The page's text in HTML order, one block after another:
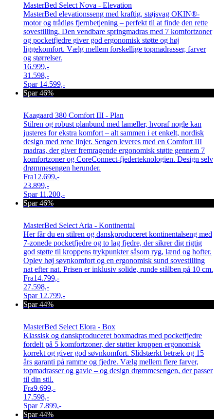
MasterBed Select Nova - Elevation
MasterBed elevationsseng med kraftig, støjsvag OKIN®-
motor og trådløs fjernbetjening – perfekt til at finde den rette
sovestilling. Den vendbare springmadras med 7 komfortzoner
og pocketfjedre giver god ergonomisk støtte og høj
liggekomfort. Vælg mellem forskellige topmadrasser, farver
og størrelser.
16.999,-
31.598,-
Spar 14.599,-
Spar 46%
Kaagaard 380 Comfort III - Plan
Stilren og robust planbund med lameller, hvoraf nogle kan
justeres for ekstra komfort – alt sammen i et enkelt, nordisk
design med rene linjer. Sengen leveres med en Comfort III
madras, der giver fremragende ergonomisk støtte gennem 7
komfortzoner og CoreConnect-fjederteknologien. Design selv
drømmesengen herunder.
Fra12.699,-
23.899,-
Spar 11.200,-
Spar 46%
MasterBed Select Aria - Kontinental
Her får du en stilren og danskproduceret kontinentalseng med
7-zonede pocketfjedre og to lag fjedre, der sikrer dig rigtig
god støtte til kroppens trykpunkter såsom ryg, lænd og hofter.
Oplev høj søvnkomfort og en ergonomisk sund sovestilling
nat efter nat. Prisen er inklusiv solide, runde stålben på 10 cm.
Fra14.799,-
27.598,-
Spar 12.799,-
Spar 44%
MasterBed Select Elora - Box
Klassisk og danskproduceret boxmadras med pocketfjedre
fordelt på 5 komfortzoner, der støtter kroppen ergonomisk
korrekt og giver god søvnkomfort. Slidstærkt betræk og 15
års garanti på ramme og fjedre. Vælg mellem flere farver,
topmadrasser og gavle – og design drømmesengen, der passer
til din stil.
Fra9.699,-
17.598,-
Spar 7.899,-
Spar 44%